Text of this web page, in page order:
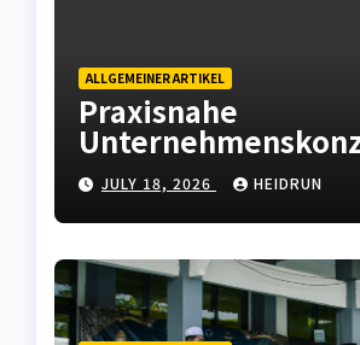
ALLGEMEINER ARTIKEL
Praxisnahe
mit wirtschaftlicher
Weitsicht
JULY 18, 2026 HEIDRUN